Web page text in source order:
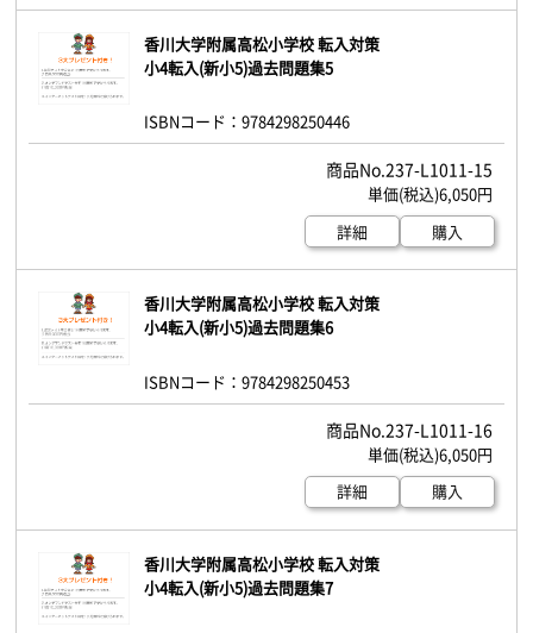
香川大学附属高松小学校 転入対策
小4転入(新小5)過去問題集5
ISBNコード：9784298250446
237-L1011-15
6,050円
詳細
購入
香川大学附属高松小学校 転入対策
小4転入(新小5)過去問題集6
ISBNコード：9784298250453
237-L1011-16
6,050円
詳細
購入
香川大学附属高松小学校 転入対策
小4転入(新小5)過去問題集7